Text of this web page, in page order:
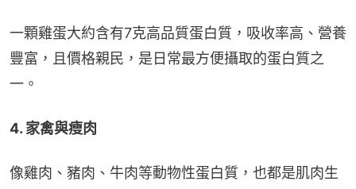
一顆雞蛋大約含有7克高品質蛋白質，吸收率高、營養
豐富，且價格親民，是日常最方便攝取的蛋白質之
一。
4. 家禽與瘦肉
像雞肉、豬肉、牛肉等動物性蛋白質，也都是肌肉生